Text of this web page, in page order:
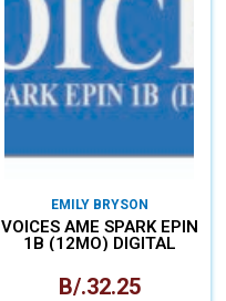
EMILY BRYSON
VOICES AME SPARK EPIN
1B (12MO) DIGITAL
B/.32.25